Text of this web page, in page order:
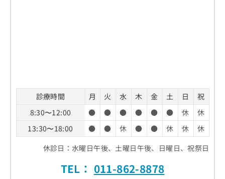
診療時間 月 火 水 木 金 土 日
祝
8:30〜12:00
● ● ● ● ● ● 休
休
13:30〜18:00
● ● 休 ● ● 休 休
休
休診日：水曜日午後、土曜日午後、日曜日、祝祭日
TEL： 011-862-8878